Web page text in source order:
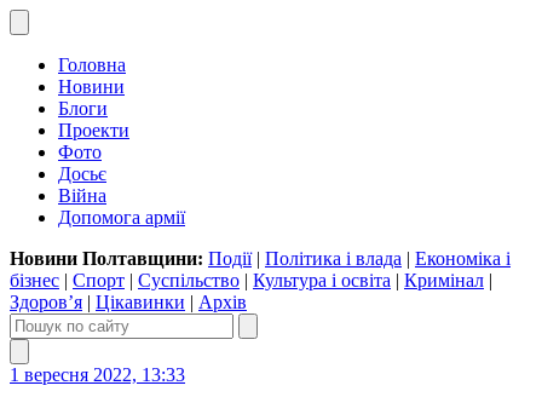
Головна
Новини
Блоги
Проекти
Фото
Досьє
Війна
Допомога армії
Новини Полтавщини: Події| Політика і влада | Економіка і
бізнес | Спорт | Суспільство | Культура і освіта | Кримінал |
Здоров’я | Цікавинки | Архів
1 вересня 2022, 13:33